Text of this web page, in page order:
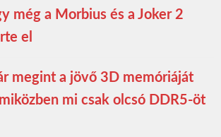
még a Morbius és a Joker 2
el
megint a jövő 3D memóriáját
mi csak olcsó DDR5-öt